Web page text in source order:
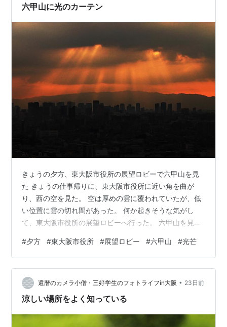
六甲山に光のカーテン
きょうの夕方、東大阪市役所の展望ロビーで六甲山を見
た きょうの仕事帰りに、東大阪市役所に近い角を曲が
り、西の空を見た。 空は厚めの雲に覆われていたが、低
い位置に雲の切れ間があった。 何か起きそうな気がし
て、東大阪市役所の展望ロビーへ行った。 六甲山を見る
り注いでいた。 その光景は六甲山に光のカーテンが引か
れたようで、「これだ」と思い、光の変化を見つめた。
光芒が淡くなり、六甲山の上に赤い帯が横たわった。こ
のあたりで終了だなと思っていたが… やがて、光の筋が
太くなって戻ってきた
#夕方 #東大阪市役所 #展望ロビー #六甲山 #光芒
還暦のカメラ小僧・三好学生のフォトライフin大阪 • 23日前
涼しい場所をよく知っている